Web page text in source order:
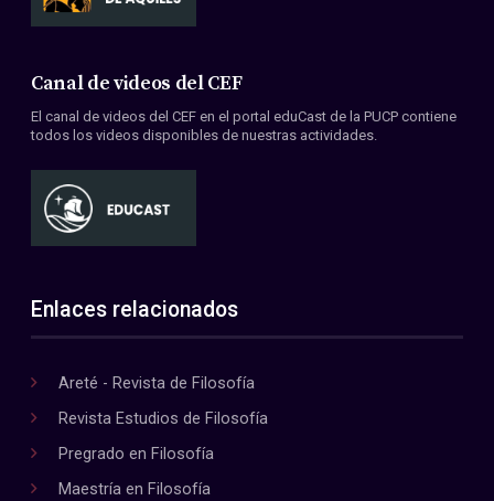
Canal de videos del CEF
El canal de videos del CEF en el portal eduCast de la PUCP contiene
todos los videos disponibles de nuestras actividades.
Enlaces relacionados
Areté - Revista de Filosofía
Revista Estudios de Filosofía
Pregrado en Filosofía
Maestría en Filosofía